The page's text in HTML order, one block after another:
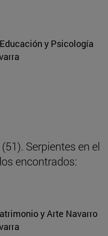
y Psicología
Serpientes en el
encontrados:
y Arte Navarro